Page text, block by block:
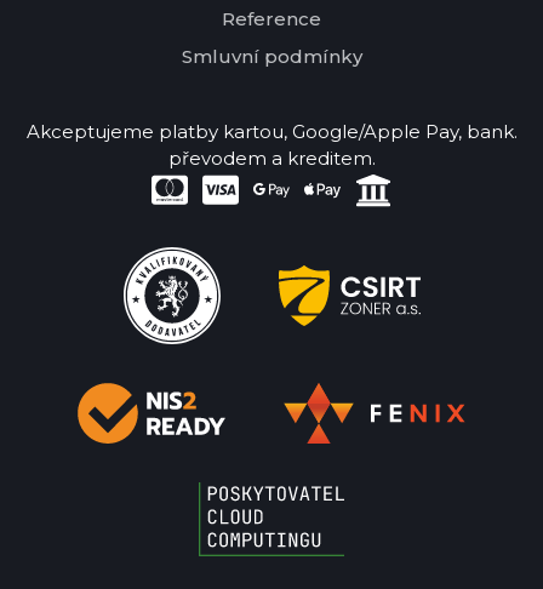
Reference
Smluvní podmínky
Akceptujeme platby kartou, Google/Apple Pay, bank.
převodem a kreditem.